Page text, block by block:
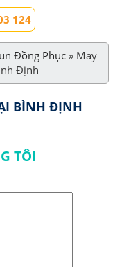
124
Đồng Phục » May
Định
BÌNH ĐỊNH
TÔI